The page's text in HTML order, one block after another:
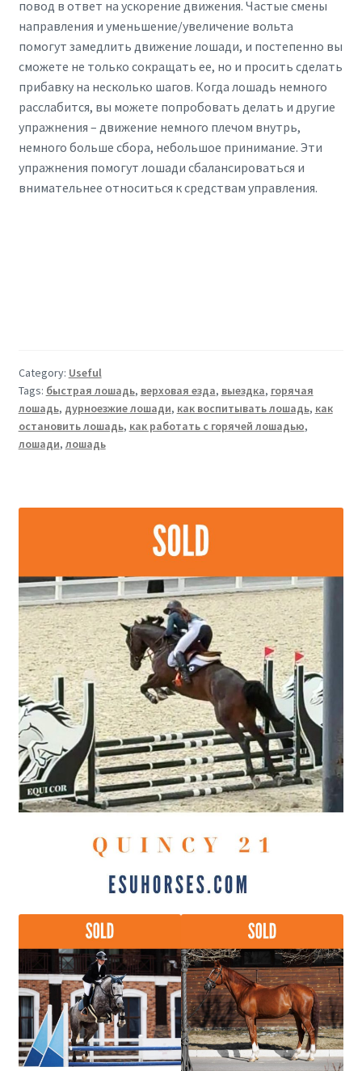
повод в ответ на ускорение движения. Частые смены
направления и уменьшение/увеличение вольта
помогут замедлить движение лошади, и постепенно вы
сможете не только сокращать ее, но и просить сделать
прибавку на несколько шагов. Когда лошадь немного
расслабится, вы можете попробовать делать и другие
упражнения – движение немного плечом внутрь,
немного больше сбора, небольшое принимание. Эти
упражнения помогут лошади сбалансироваться и
внимательнее относиться к средствам управления.
Category: Useful
Tags: быстрая лошадь, верховая езда, выездка, горячая
лошадь, дурноезжие лошади, как воспитывать лошадь, как
остановить лошадь, как работать с горячей лошадью,
лошади, лошадь